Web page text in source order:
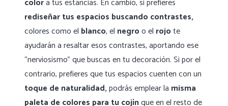
colora tus estancias. En cambio, si prefieres
rediseñar tus espacios buscando contrastes,
colores como el blanco, el negroo el rojote
ayudarán a resaltar esos contrastes, aportando ese
“nerviosismo” que buscas en tu decoración. Si por el
contrario, prefieres que tus espacios cuenten con un
toque de naturalidad,podrás emplear la misma
paleta de colores para tu cojínque en el resto de